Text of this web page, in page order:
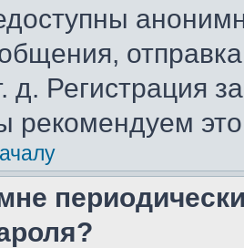
д. Регистрация
рекомендуем